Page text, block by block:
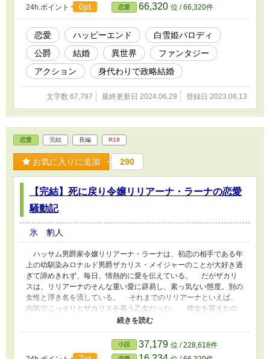
24h.ポイント 0pt 恋愛 66,320 位 / 66,320件
恋愛 ハッピーエンド
白雪姫パロディ
公爵
結婚 異世界
ファンタジー
アクション
身代わりで政略結婚
文字数 67,797 最終更新日 2024.06.29 登録日 2023.08.13
恋愛 完結 長編 R18
お気に入りに追加 290
【完結】死に戻り令嬢リリアーナ・ラーナの恋愛
騒動記
氷 豹人
ハッサム男爵家令嬢リリアーナ・ラーナは、初恋の相手である年
上の幼馴染みロナルド男爵ザカリス・メイジャーのことが大好き過
ぎて諦めきれず、毎日、情熱的に愛を伝えている。 だがザカリ
スは、リリアーナのそんな重い愛に辟易し、素っ気ない態度。別の
女性と浮き名を流している。 それまでのリリアーナといえば、
内気でこっそりとザカリスを慕う乙女だった。 彼女を変えたの
は、ザカリスが遊んだ女性に命を狙われる事件が発生したこと。
彼は撃たれて、それを庇ったリリアーナも巻き添えで命を落とし
てしまう。 「嘘でしょ？ 」 意識を取り戻したリリアーナは、
何故か彼が撃たれる三カ月前に時間が戻っていた。 リリアーナ
小説 37,179 位 / 228,618件